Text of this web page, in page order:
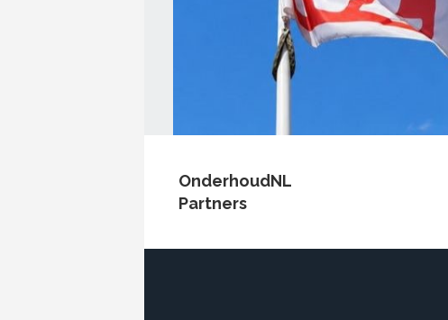
OnderhoudNL
Partners